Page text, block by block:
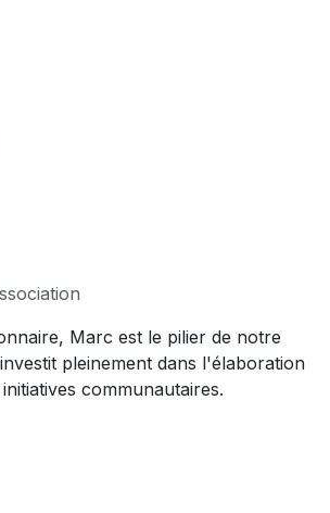
Marc est le pilier de notre
pleinement dans l'élaboration
communautaires.